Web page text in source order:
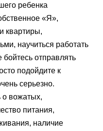
ребенка
«Я»,
квартиры,
научиться работать
отправлять
подойдите к
серьезно.
о вожатых,
питания,
наличие